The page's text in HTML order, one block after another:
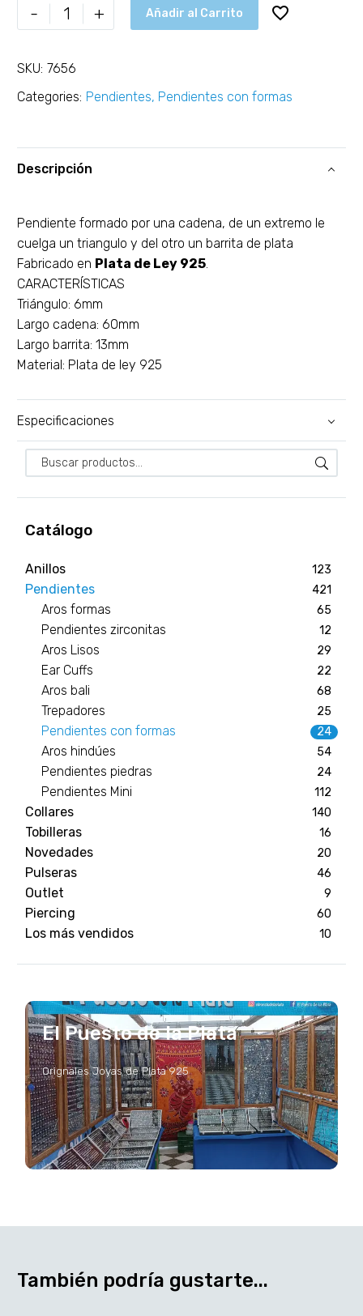
Catálogo
Anillos 123
Pendientes 421
Aros formas 65
Pendientes zirconitas 12
Aros Lisos 29
Ear Cuffs 22
Aros bali 68
Trepadores 25
Pendientes con formas 24
Aros hindúes 54
Pendientes piedras 24
Pendientes Mini 112
Collares 140
Tobilleras 16
Novedades 20
Pulseras 46
Outlet 9
Piercing 60
Los más vendidos 10
El Puesto de la Plata
Orignales Joyas de Plata 925
- + Añadir al Carrito
SKU: 7656
Categories: Pendientes, Pendientes con formas
Descripción
Pendiente formado por una cadena, de un extremo le
cuelga un triangulo y del otro un barrita de plata
Fabricado en Plata de Ley 925.
CARACTERÍSTICAS
Triángulo: 6mm
Largo cadena: 60mm
Largo barrita: 13mm
Material: Plata de ley 925
Especificaciones
También podría gustarte...